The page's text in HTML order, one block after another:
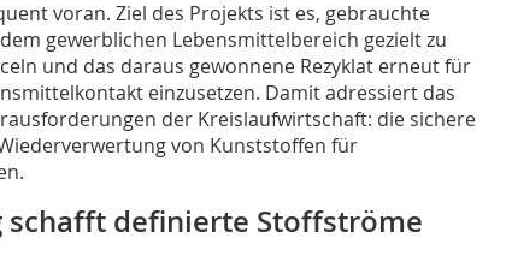
voran. Ziel des Projekts ist es, gebrauchte
gewerblichen Lebensmittelbereich gezielt zu
und das daraus gewonnene Rezyklat erneut für
einzusetzen. Damit adressiert das
der Kreislaufwirtschaft: die sichere
von Kunststoffen für
schafft definierte Stoffströme